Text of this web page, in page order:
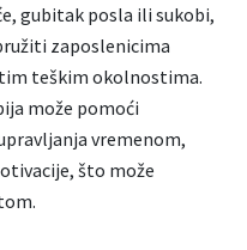
gubitak posla ili sukobi,
zaposlenicima
tim teškim okolnostima.
može pomoći
vremenom,
što može